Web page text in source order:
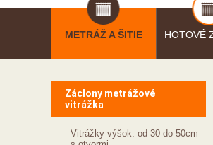
METRÁŽ A ŠITIE HOTOVÉ
Záclony metrážové
vitrážka
Vitrážky výšok: od 30 do 50cm